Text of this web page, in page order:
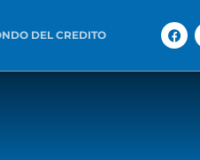
DEL CREDITO